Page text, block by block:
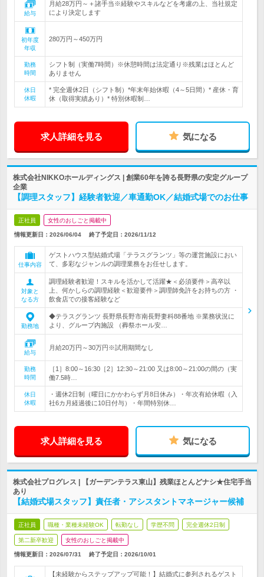
給与
月給28万円～＋諸手当※経験やスキルなどを考慮の上、当社規定
により決定します
初年度
年収
280万円～450万円
勤務
時間
シフト制（実働7時間）※休憩時間は法定通り※残業はほとんど
ありません
休日
休暇
* 完全週休2日（シフト制）*年末年始休暇（4～5日間）* 産休・育
休（取得実績あり）* 特別休暇制…
求人詳細を見る 気になる
株式会社NIKKOホールディングス | 創業60年を誇る長野県の安定グループ
企業
【調理スタッフ】経験者歓迎／車通勤OK／結婚式場でのお仕事
正社員 女性のおしごと掲載中
情報更新日：2026/06/04 終了予定日： 2026/11/12
仕事内容
ゲストハウス型結婚式場「テラスグランツ」等の運営施設におい
て、多彩なジャンルの調理業務をお任せします。
対象と
なる方
調理経験者歓迎！スキルを活かして活躍★＜必須要件＞高卒以
上、何かしらの調理経験＜歓迎要件＞調理師免許をお持ちの方 ・
飲食店での接客経験など
勤務地
◆テラスグランツ 長野県長野市南長野妻科88番地 ※業務状況に
より、グループ内施設 （葬祭ホール安…
給与
月給20万円～30万円※試用期間なし
勤務
時間
［1］8:00～16:30［2］12:30～21:00 又は8:00～21:00の間の（実
働7.5時…
休日
休暇
・週休2日制（曜日にかかわらず月8日休み）・年次有給休暇（入
社6カ月経過後に10日付与）・年間特別休…
求人詳細を見る 気になる
株式会社プログレス | 【ガーデンテラス東山】残業ほとんどナシ★住宅手当
あり
【結婚式場スタッフ】責任者・アシスタントマネージャー候補
正社員 職種・業種未経験OK 転勤なし 学歴不問 完全週休2日制
第二新卒歓迎 女性のおしごと掲載中
情報更新日：2026/07/31 終了予定日： 2026/10/01
【未経験からステップアップ可能！】結婚式に参列されるゲスト